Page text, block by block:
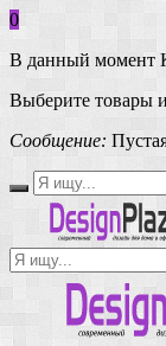
0
В данный момент
Выберите товары
Сообщение: